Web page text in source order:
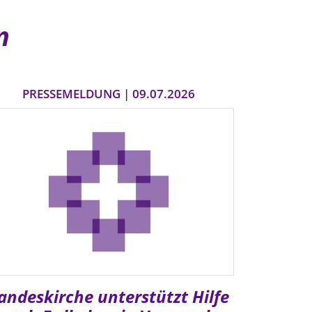
PRESSEMELDUNG | 09.07.2026
unterstützt Hilfe